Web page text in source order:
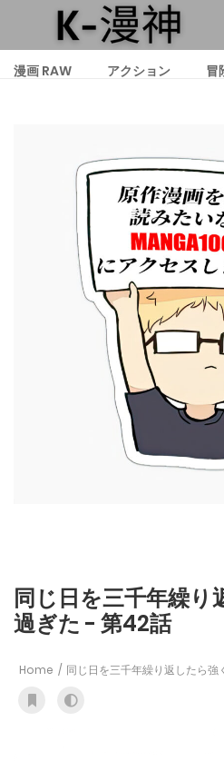
漫画 RAW アクション 冒
同じ日を三千年繰り
過ぎた - 第42話
Home 同じ日を三千年繰り返したら強